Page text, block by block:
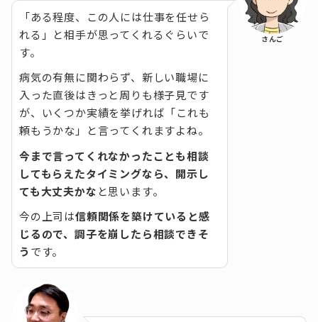
「ある程度、この人には仕事を任せら
れる」と相手が思ってくれるぐらいで
す。
病気の有無に関わらず、新しい職場に
入った直後はきっと周りも様子見です
が、いくつか実績を挙げれば「これも
頼もうかな」と言ってくれますよね。
今まで言ってくれなかったことも相談
してもらえたタイミングなら、開示し
ても大丈夫かな と思います。
今の上司は信頼関係を築けていると感
じるので、調子を崩したら相談できそ
う です。
さんご